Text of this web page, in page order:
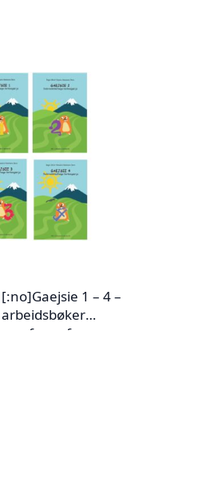
[:ya]Gájsse 3 –
siebriedahkefaage
(lulesamisk)
[:en]Gájsse 3 –
Lule Sámi
[:fi]Gájsse 3
yhteiskuntaoppi
(luulajansaame)[:]
[:no]Gaejsie 1 – 4 –
arbeidsbøker
samfunnsfag,